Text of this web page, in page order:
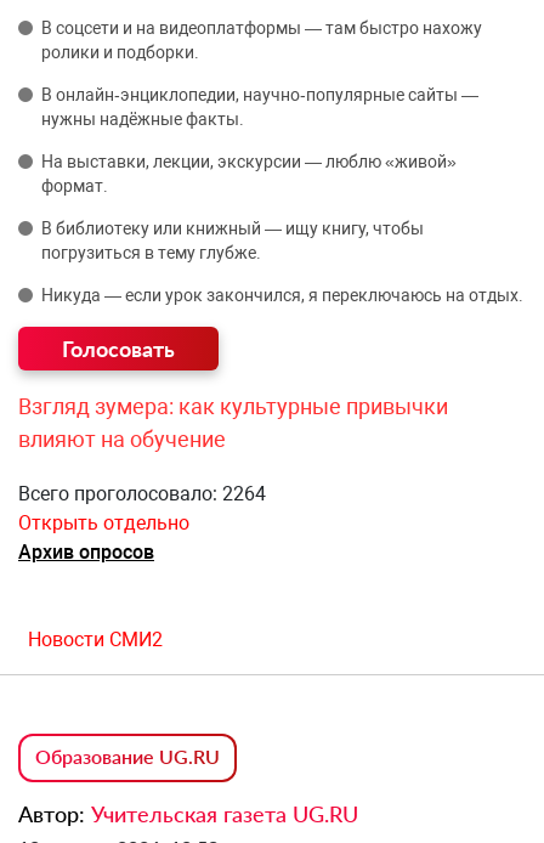
В соцсети и на видеоплатформы — там быстро нахожу
ролики и подборки.
В онлайн‑энциклопедии, научно‑популярные сайты —
нужны надёжные факты.
На выставки, лекции, экскурсии — люблю «живой»
формат.
В библиотеку или книжный — ищу книгу, чтобы
погрузиться в тему глубже.
Никуда — если урок закончился, я переключаюсь на отдых.
Взгляд зумера: как культурные привычки
влияют на обучение
Всего проголосовало: 2264
Открыть отдельно
Архив опросов
Новости СМИ2
Образование UG.RU
Автор: Учительская газета UG.RU